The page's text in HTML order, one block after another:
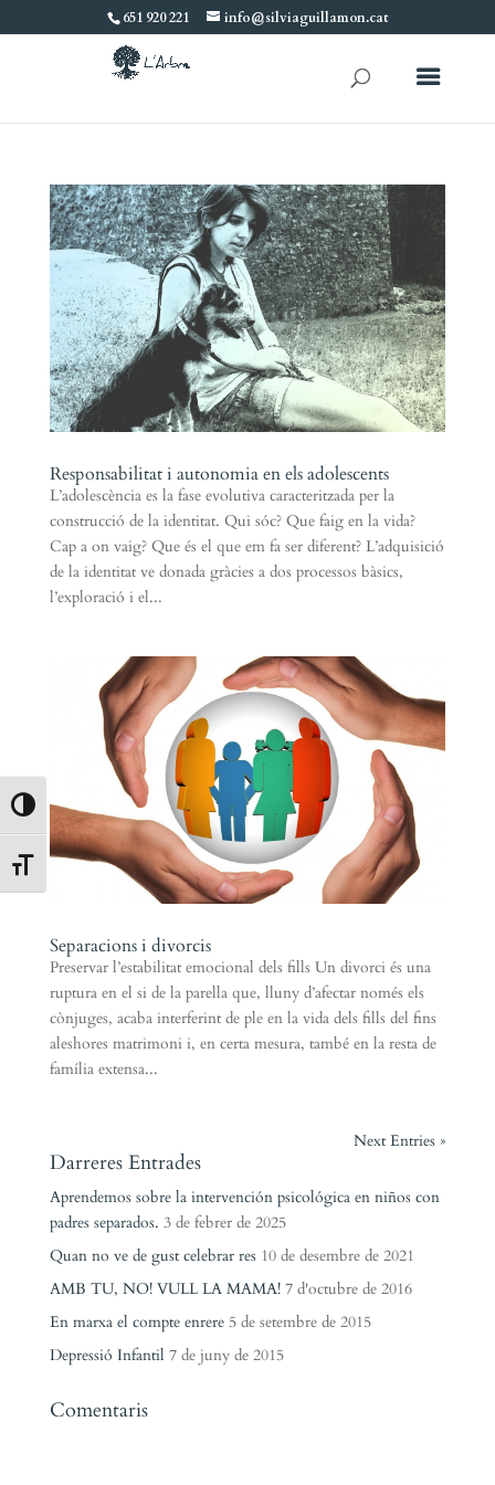
Toggle High Contrast
Toggle Font size
651 920 221 info@silviaguillamon.cat
Responsabilitat i autonomia en els adolescents
L’adolescència es la fase evolutiva caracteritzada per la
construcció de la identitat. Qui sóc? Que faig en la vida?
Cap a on vaig? Que és el que em fa ser diferent? L’adquisició
de la identitat ve donada gràcies a dos processos bàsics,
l’exploració i el...
Separacions i divorcis
Preservar l’estabilitat emocional dels fills Un divorci és una
ruptura en el si de la parella que, lluny d’afectar només els
cònjuges, acaba interferint de ple en la vida dels fills del fins
aleshores matrimoni i, en certa mesura, també en la resta de
família extensa...
Next Entries »
Darreres Entrades
Aprendemos sobre la intervención psicológica en niños con
padres separados. 3 de febrer de 2025
Quan no ve de gust celebrar res 10 de desembre de 2021
AMB TU, NO! VULL LA MAMA! 7 d'octubre de 2016
En marxa el compte enrere 5 de setembre de 2015
Depressió Infantil 7 de juny de 2015
Comentaris